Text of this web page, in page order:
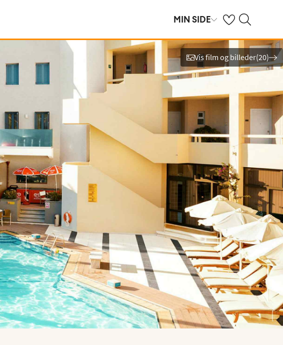
MIN SIDE Se dine gemte
Søg på spies.dk
Vis film og billeder(20)